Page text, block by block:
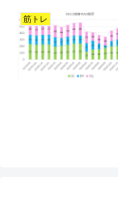
筋トレ